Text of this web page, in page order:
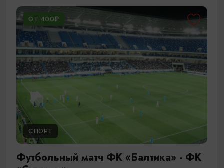
ОТ 400₽
СПОРТ
Футбольный матч ФК «Балтика» - ФК